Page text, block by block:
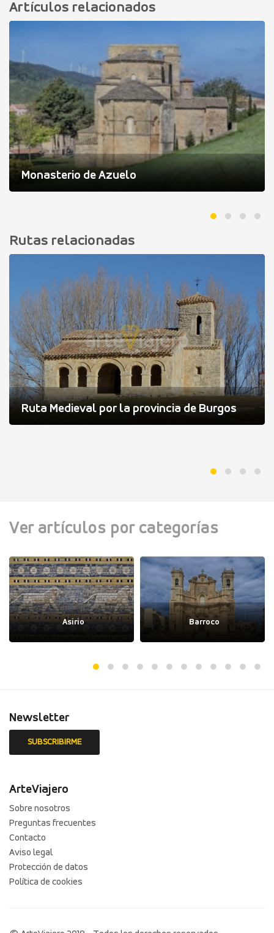
Artículos relacionados
Monasterio de Azuelo
Rutas relacionadas
Ruta Medieval por la provincia de Burgos
Ver artículos por categorías
Asirio Barroco
Newsletter
ArteViajero
Sobre nosotros
Preguntas frecuentes
Contacto
Aviso legal
Protección de datos
Política de cookies